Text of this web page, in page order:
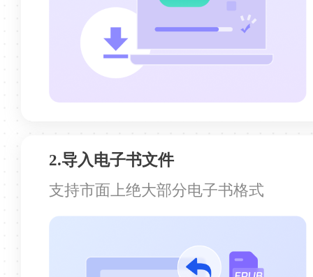
2.导入电子书文件
支持市面上绝大部分电子书格式
赞的一款软件！
多，很好的一次体验